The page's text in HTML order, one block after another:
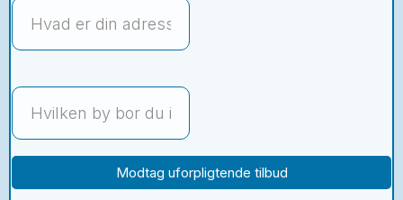
Modtag uforpligtende tilbud